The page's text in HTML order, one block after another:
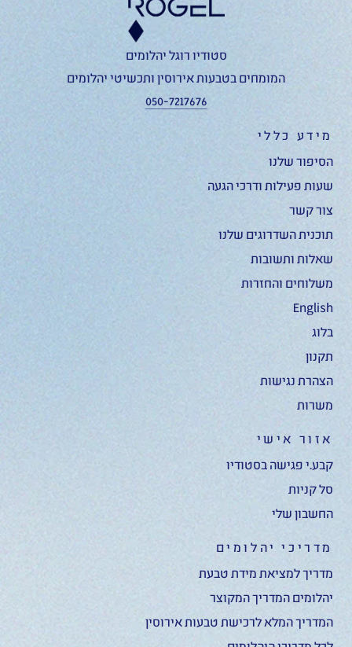
סטודיו רוגל יהלומים
המומחים בטבעות אירוסין ותכשיטי יהלומים
050-7217676
מידע כללי
הסיפור שלנו
שעות פעילות ודרכי הגעה
צור קשר
תוכנית השדרוגים שלנו
שאלות ותשובות
משלוחים והחזרות
English
בלוג
תקנון
הצהרת נגישות
משרות
אזור אישי
קבע.י פגישה בסטודיו
סל קניות
החשבון שלי
מדריכי יהלומים
מדריך למציאת מידת טבעת
יהלומים המדריך המקוצר
המדריך המלא לרכישת טבעות אירוסין